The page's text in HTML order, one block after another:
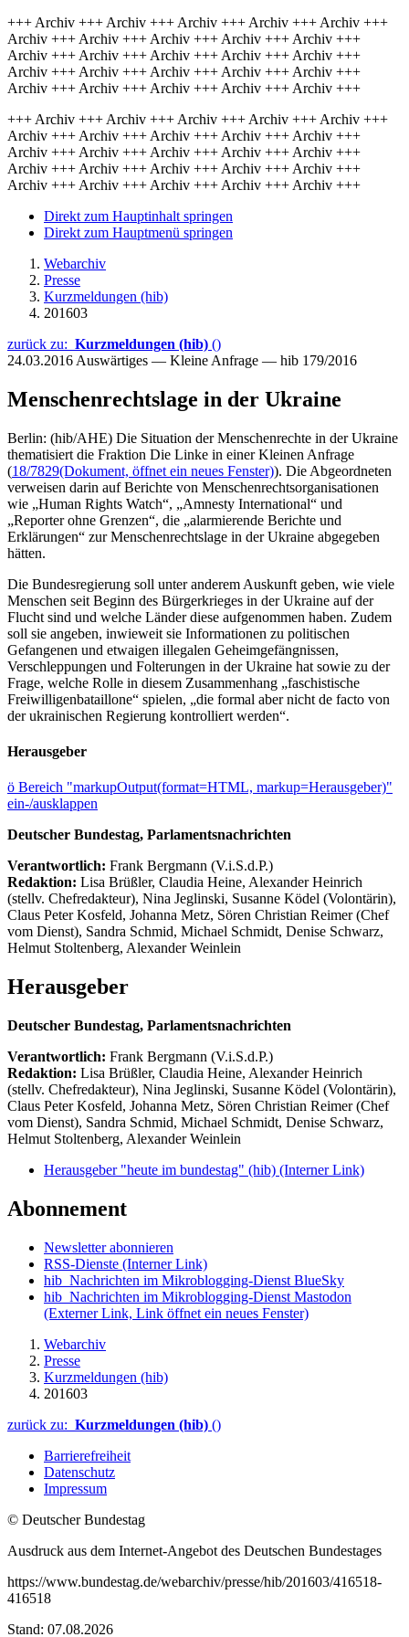
+++ Archiv +++ Archiv +++ Archiv +++ Archiv +++ Archiv +++
Archiv +++ Archiv +++ Archiv +++ Archiv +++ Archiv +++
Archiv +++ Archiv +++ Archiv +++ Archiv +++ Archiv +++
Archiv +++ Archiv +++ Archiv +++ Archiv +++ Archiv +++
Archiv +++ Archiv +++ Archiv +++ Archiv +++ Archiv +++
+++ Archiv +++ Archiv +++ Archiv +++ Archiv +++ Archiv +++
Archiv +++ Archiv +++ Archiv +++ Archiv +++ Archiv +++
Archiv +++ Archiv +++ Archiv +++ Archiv +++ Archiv +++
Archiv +++ Archiv +++ Archiv +++ Archiv +++ Archiv +++
Archiv +++ Archiv +++ Archiv +++ Archiv +++ Archiv +++
Direkt zum Hauptinhalt springen
Direkt zum Hauptmenü springen
Webarchiv
Presse
Kurzmeldungen (hib)
201603
zurück zu: Kurzmeldungen (hib) ()
24.03.2016 Auswärtiges — Kleine Anfrage — hib 179/2016
Menschenrechtslage in der Ukraine
Berlin: (hib/AHE) Die Situation der Menschenrechte in der Ukraine
thematisiert die Fraktion Die Linke in einer Kleinen Anfrage
(18/7829(Dokument, öffnet ein neues Fenster)). Die Abgeordneten
verweisen darin auf Berichte von Menschenrechtsorganisationen
wie „Human Rights Watch“, „Amnesty International“ und
„Reporter ohne Grenzen“, die „alarmierende Berichte und
Erklärungen“ zur Menschenrechtslage in der Ukraine abgegeben
hätten.
Die Bundesregierung soll unter anderem Auskunft geben, wie viele
Menschen seit Beginn des Bürgerkrieges in der Ukraine auf der
Flucht sind und welche Länder diese aufgenommen haben. Zudem
soll sie angeben, inwieweit sie Informationen zu politischen
Gefangenen und etwaigen illegalen Geheimgefängnissen,
Verschleppungen und Folterungen in der Ukraine hat sowie zu der
Frage, welche Rolle in diesem Zusammenhang „faschistische
Freiwilligenbataillone“ spielen, „die formal aber nicht de facto von
der ukrainischen Regierung kontrolliert werden“.
Herausgeber
ö Bereich "markupOutput(format=HTML, markup=Herausgeber)"
ein-/ausklappen
Deutscher Bundestag, Parlamentsnachrichten
Verantwortlich: Frank Bergmann (V.i.S.d.P.)
Redaktion: Lisa Brüßler, Claudia Heine, Alexander Heinrich
(stellv. Chefredakteur), Nina Jeglinski, Susanne Ködel (Volontärin),
Claus Peter Kosfeld, Johanna Metz, Sören Christian Reimer (Chef
vom Dienst), Sandra Schmid, Michael Schmidt, Denise Schwarz,
Helmut Stoltenberg, Alexander Weinlein
Herausgeber
Deutscher Bundestag, Parlamentsnachrichten
Verantwortlich: Frank Bergmann (V.i.S.d.P.)
Redaktion: Lisa Brüßler, Claudia Heine, Alexander Heinrich
(stellv. Chefredakteur), Nina Jeglinski, Susanne Ködel (Volontärin),
Claus Peter Kosfeld, Johanna Metz, Sören Christian Reimer (Chef
vom Dienst), Sandra Schmid, Michael Schmidt, Denise Schwarz,
Helmut Stoltenberg, Alexander Weinlein
Herausgeber "heute im bundestag" (hib) (Interner Link)
Abonnement
Newsletter abonnieren
RSS-Dienste (Interner Link)
hib_Nachrichten im Mikroblogging-Dienst BlueSky
hib_Nachrichten im Mikroblogging-Dienst Mastodon
(Externer Link, Link öffnet ein neues Fenster)
Webarchiv
Presse
Kurzmeldungen (hib)
201603
zurück zu: Kurzmeldungen (hib) ()
Barrierefreiheit
Datenschutz
Impressum
© Deutscher Bundestag
Ausdruck aus dem Internet-Angebot des Deutschen Bundestages
https://www.bundestag.de/webarchiv/presse/hib/201603/416518-
416518
Stand: 07.08.2026